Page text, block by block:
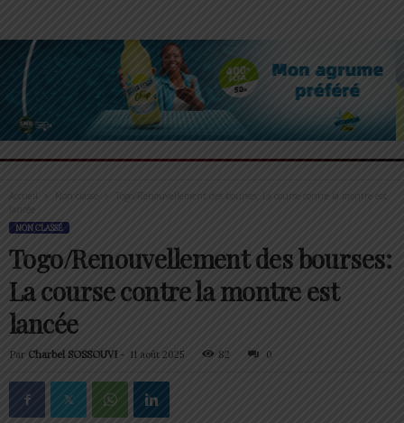
Accueil
Togo/Renouvellement des bourses: La course contre la montre est
lancée
NON CLASSÉ
Togo/Renouvellement des bourses:
La course contre la montre est
lancée
Par Charbel SOSSOUVI - 11 août 2025 82 0